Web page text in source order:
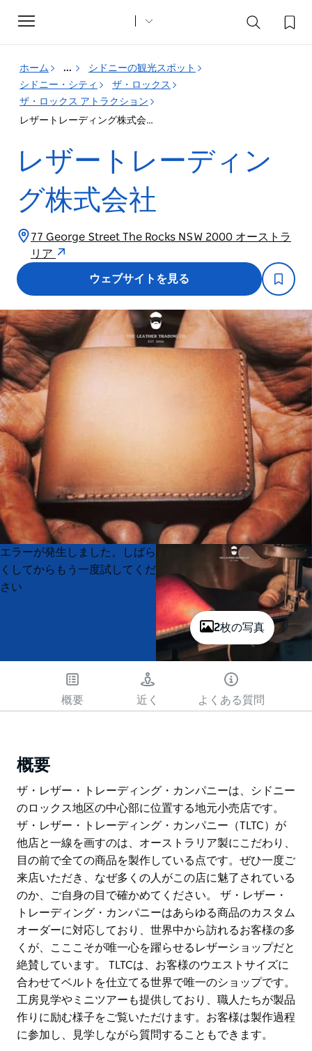
Toggle
navigation
ホーム ...
シドニーの観光スポット
シドニー・シティ
ザ・ロックス
ザ・ロックス アトラクション
レザートレーディング株式会社
レザートレーディン
グ株式会社
77 George Street The Rocks NSW 2000 オーストラ
リア
ウェブサイトを見る
2枚の写真
Product
List
Product
List
エラーが発生しました。しばら
くしてからもう一度試してくだ
さい
概要 近く よくある質問
概要
ザ・レザー・トレーディング・カンパニーは、シドニー
のロックス地区の中心部に位置する地元小売店です。
ザ・レザー・トレーディング・カンパニー（TLTC）が
他店と一線を画すのは、オーストラリア製にこだわり、
目の前で全ての商品を製作している点です。ぜひ一度ご
来店いただき、なぜ多くの人がこの店に魅了されている
のか、ご自身の目で確かめてください。 ザ・レザー・
トレーディング・カンパニーはあらゆる商品のカスタム
オーダーに対応しており、世界中から訪れるお客様の多
くが、こここそが唯一心を躍らせるレザーショップだと
絶賛しています。 TLTCは、お客様のウエストサイズに
合わせてベルトを仕立てる世界で唯一のショップです。
工房見学やミニツアーも提供しており、職人たちが製品
作りに励む様子をご覧いただけます。お客様は製作過程
に参加し、見学しながら質問することもできます。